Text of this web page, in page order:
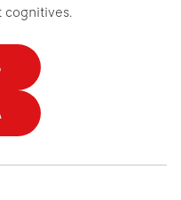
cognitives.